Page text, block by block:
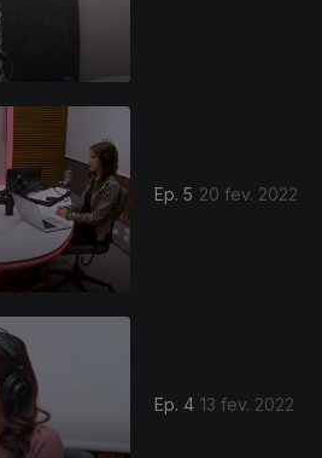
Ep. 5 20 fev. 2022
Ep. 4 13 fev. 2022